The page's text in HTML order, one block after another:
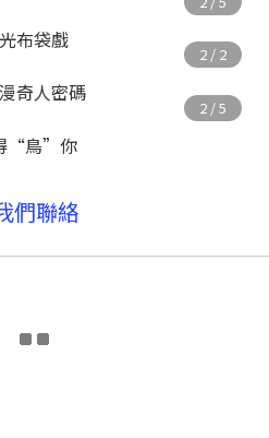
布袋戲
奇人密碼
“鳥”你
們聯絡